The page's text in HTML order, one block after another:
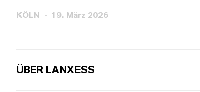
KÖLN 19. März 2026
ÜBER LANXESS